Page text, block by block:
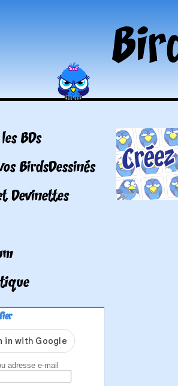
BDs
BirdsDessinés
Devinettes
adresse e-mail